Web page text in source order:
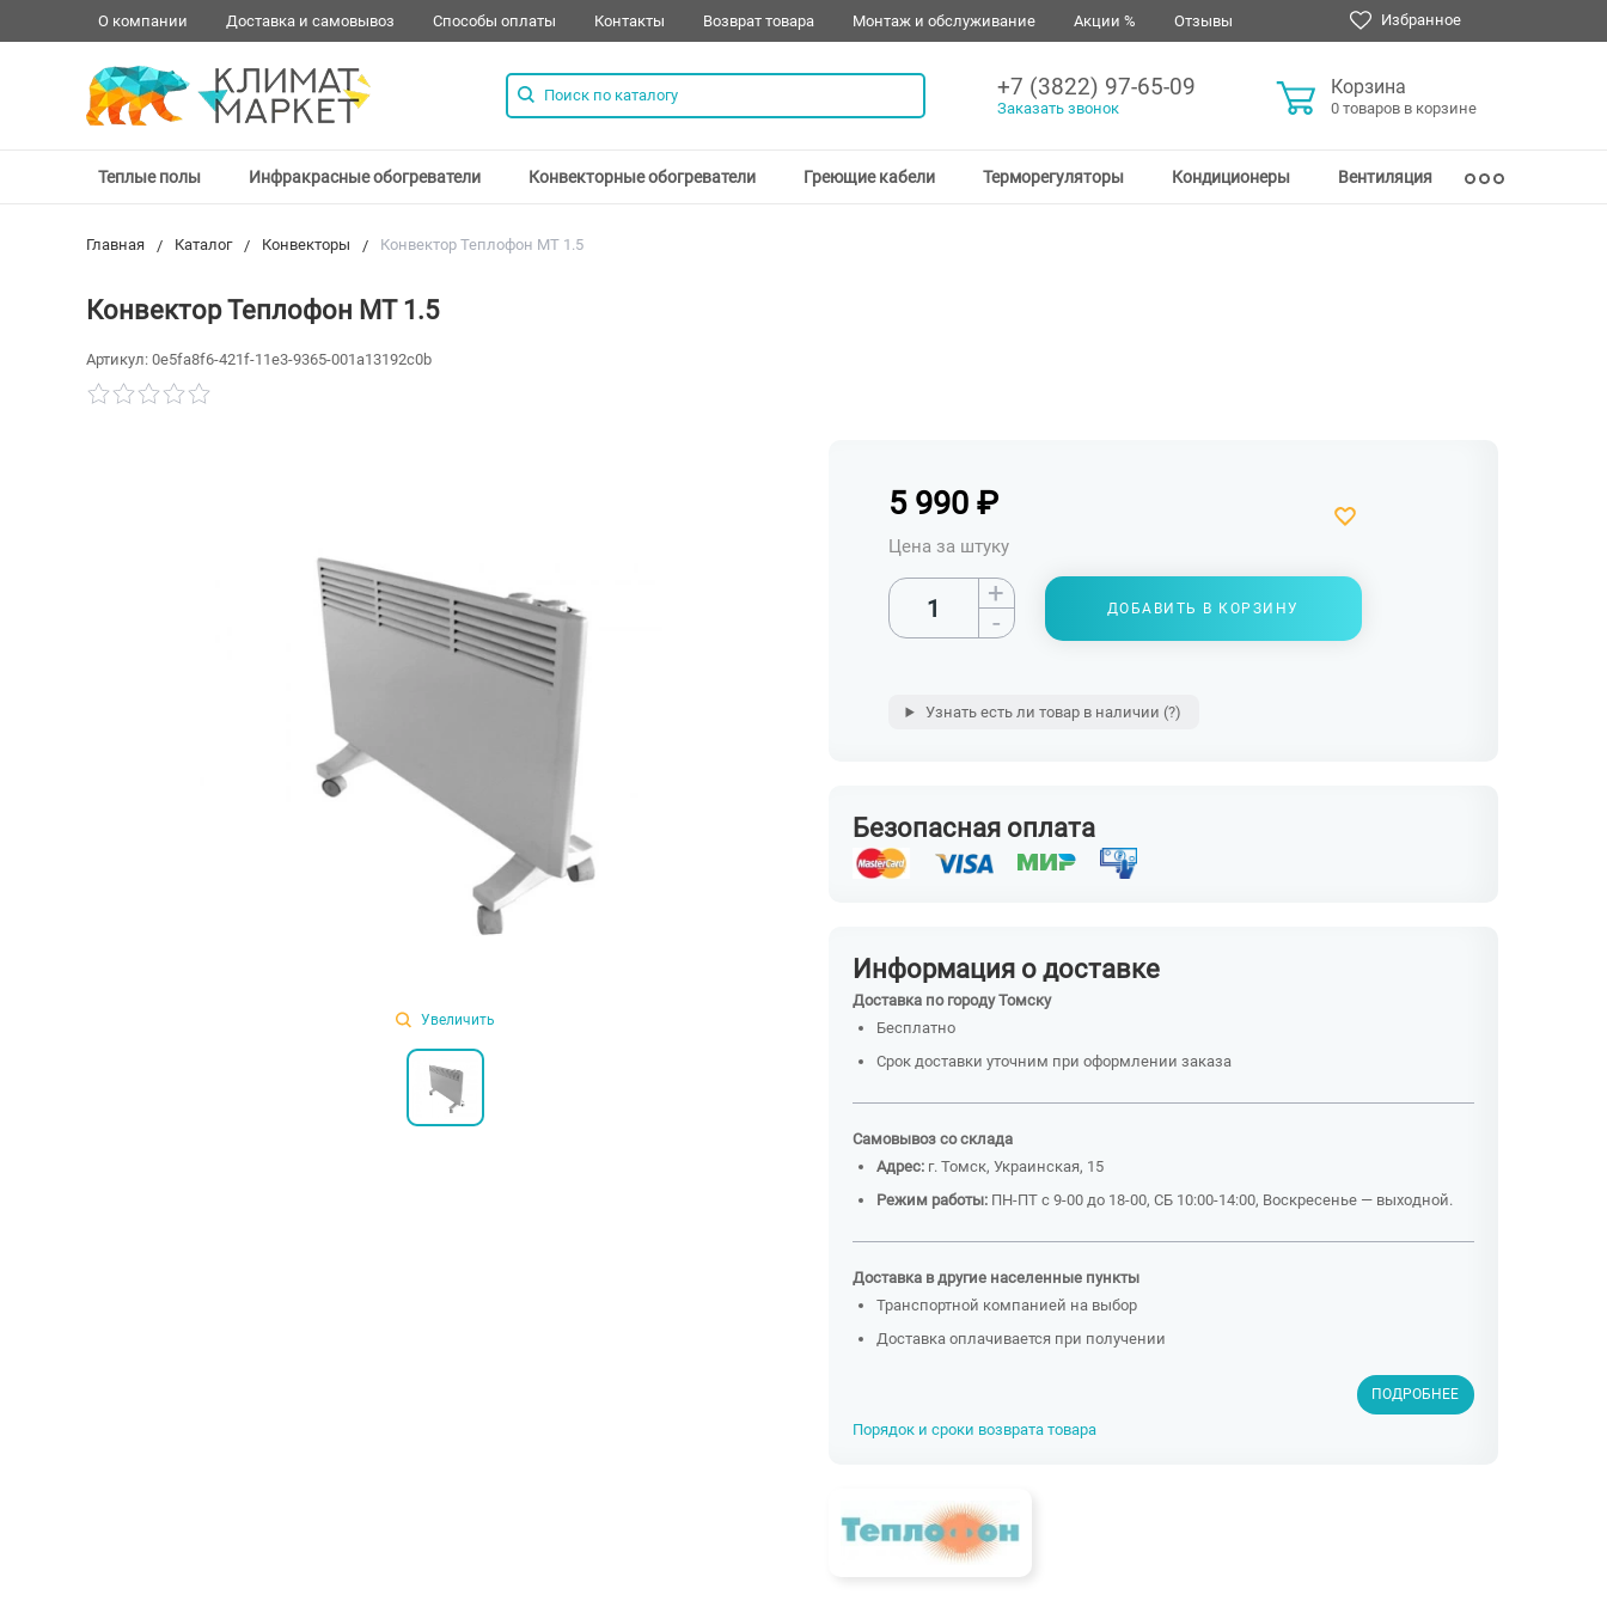
О компании Доставка и самовывоз Способы оплаты Контакты Возврат товара Монтаж и обслуживание Акции % Отзывы Избранное
+7 (3822) 97-65-09
Заказать звонок
Корзина
0 товаров в корзине
Теплые полы Инфракрасные обогреватели Конвекторные обогреватели Греющие кабели Терморегуляторы Кондиционеры Вентиляция
Главная Каталог Конвекторы Конвектор Теплофон МT 1.5
Конвектор Теплофон МT 1.5
Артикул: 0e5fa8f6-421f-11e3-9365-001a13192c0b
Увеличить
5 990 ₽
Цена за штуку
+
-
ДОБАВИТЬ В КОРЗИНУ
Узнать есть ли товар в наличии (?)
Безопасная оплата
Информация о доставке
Доставка по городу Томску
Бесплатно
Срок доставки уточним при оформлении заказа
Самовывоз со склада
Адрес:г. Томск, Украинская, 15
Режим работы:ПН-ПТ с 9-00 до 18-00, СБ 10:00-14:00, Воскресенье — выходной.
Доставка в другие населенные пункты
Транспортной компанией на выбор
Доставка оплачивается при получении
ПОДРОБНЕЕ
Порядок и сроки возврата товара